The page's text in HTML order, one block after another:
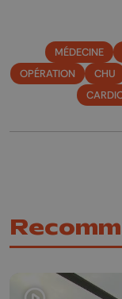
MÉDECINE
OPÉRATION
CHU